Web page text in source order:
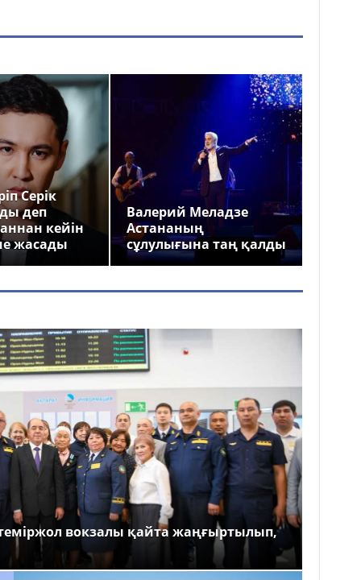
Серік
деп
кейін
жасады
Валерий Меладзе
Астананың
сұлулығына таң қалды
вокзалы қайта жаңғыртылып,